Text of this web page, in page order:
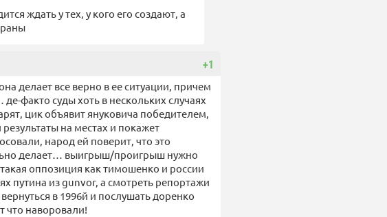
ждать у тех, у кого его создают, а
+1
делает все верно в ее ситуации, причем
факто суды хоть в нескольких случаях
цик объявит януковича победителем,
на местах и покажет
народ ей поверит, что это
делает… выигрыш/проигрыш нужно
оппозиция как тимошенко и россии
путина из gunvor, а смотреть репортажи
в 1996й и послушать доренко
что наворовали!